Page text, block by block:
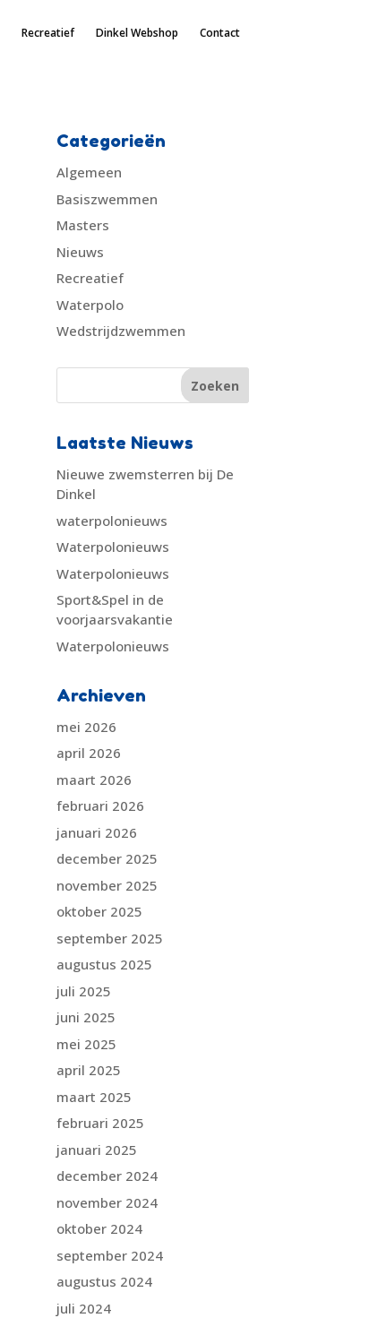
Recreatief Dinkel Webshop Contact
Categorieën
Algemeen
Basiszwemmen
Masters
Nieuws
Recreatief
Waterpolo
Wedstrijdzwemmen
Laatste Nieuws
Nieuwe zwemsterren bij De
Dinkel
waterpolonieuws
Waterpolonieuws
Waterpolonieuws
Sport&Spel in de
voorjaarsvakantie
Waterpolonieuws
Archieven
mei 2026
april 2026
maart 2026
februari 2026
januari 2026
december 2025
november 2025
oktober 2025
september 2025
augustus 2025
juli 2025
juni 2025
mei 2025
april 2025
maart 2025
februari 2025
januari 2025
december 2024
november 2024
oktober 2024
september 2024
augustus 2024
juli 2024